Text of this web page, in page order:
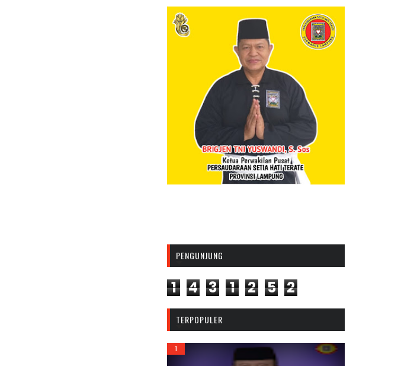
PENGUNJUNG
1 4 3 1 2 5 2
TERPOPULER